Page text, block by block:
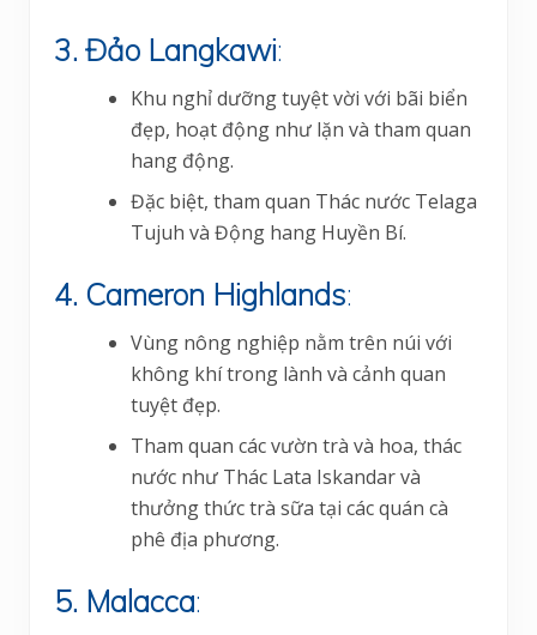
3. Đảo Langkawi:
Khu nghỉ dưỡng tuyệt vời với bãi biển
đẹp, hoạt động như lặn và tham quan
hang động.
Đặc biệt, tham quan Thác nước Telaga
Tujuh và Động hang Huyền Bí.
4. Cameron Highlands:
Vùng nông nghiệp nằm trên núi với
không khí trong lành và cảnh quan
tuyệt đẹp.
Tham quan các vườn trà và hoa, thác
nước như Thác Lata Iskandar và
thưởng thức trà sữa tại các quán cà
phê địa phương.
5. Malacca: